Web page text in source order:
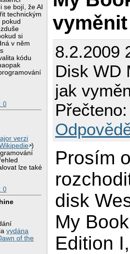
se bojí, že AI
technickým
pokud
si
v něm
kódu
0
verzi
)
lze také
0
vydána
of the
8.2.2009
Disk WD
jak
Prosím
disk
My
Edition